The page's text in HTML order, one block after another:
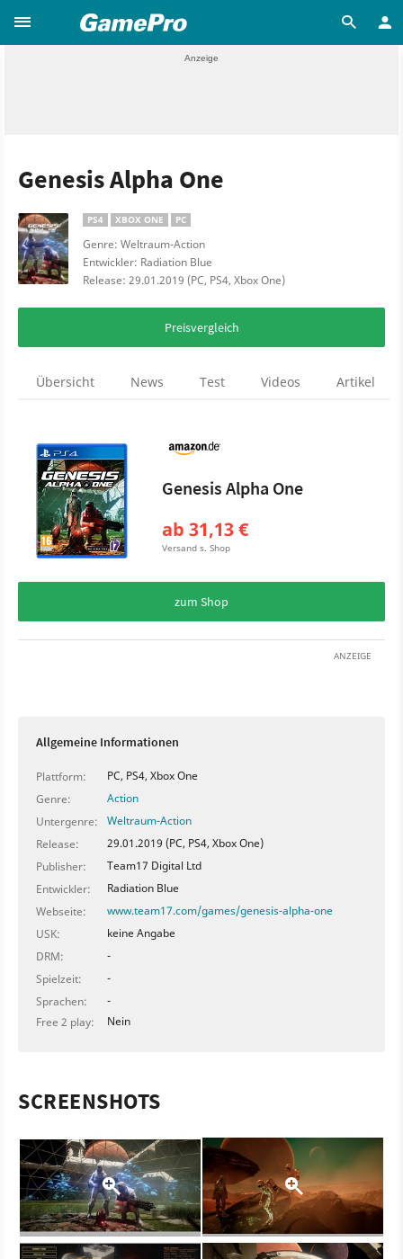
Genesis Alpha One
PS4 XBOX ONE PC
Genre: Weltraum-Action
Entwickler: Radiation Blue
Release: 29.01.2019 (PC, PS4, Xbox One)
Preisvergleich
Übersicht News Test Videos Artikel
Genesis Alpha One
ab 31,13 €
Versand s. Shop
zum Shop
ANZEIGE
Allgemeine Informationen
Plattform:
PC, PS4, Xbox One
Genre:
Action
Untergenre:
Weltraum-Action
Release:
29.01.2019 (PC, PS4, Xbox One)
Publisher:
Team17 Digital Ltd
Entwickler:
Radiation Blue
Webseite:
www.team17.com/games/genesis-alpha-one
USK:
keine Angabe
DRM:
-
Spielzeit:
-
Sprachen:
-
Free 2 play:
Nein
SCREENSHOTS